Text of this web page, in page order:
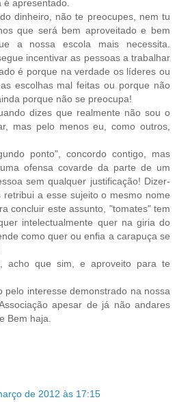
apresentado.
dinheiro, não te preocupes, nem tu
que será bem aproveitado e bem
a nossa escola mais necessita.
incentivar as pessoas a trabalhar
é porque na verdade os líderes ou
escolhas mal feitas ou porque não
porque não se preocupa!
dizes que realmente não sou o
mas pelo menos eu, como outros,
ponto", concordo contigo, mas
ofensa covarde da parte de um
sem qualquer justificação! Dizer-
a esse sujeito o mesmo nome
concluir este assunto, "tomates" tem
intelectualmente quer na giria do
como quer ou enfia a carapuça se
acho que sim, e aproveito para te
pelo interesse demonstrado na nossa
apesar de já não andares
Bem haja.
de 2012 às 17:15